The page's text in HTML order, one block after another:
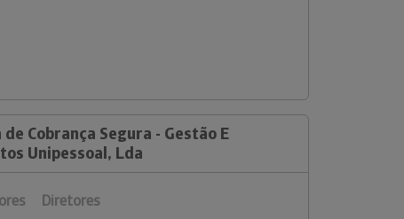
Cobrança Segura - Gestão E
Unipessoal, Lda
Diretores